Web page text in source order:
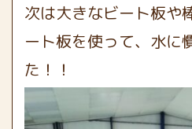
次は大きなビート板や
ート板を使って、水に
た！！